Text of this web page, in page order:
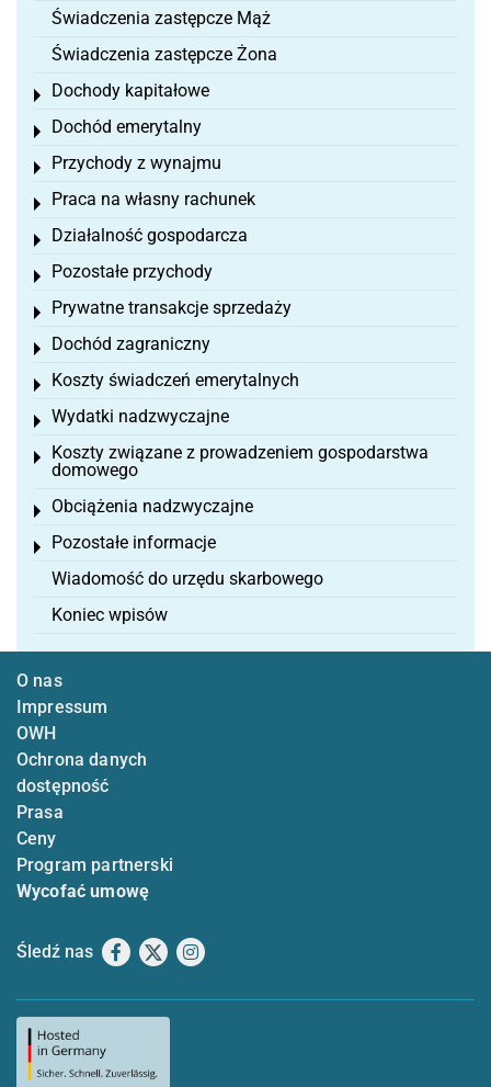
Świadczenia zastępcze Mąż
Świadczenia zastępcze Żona
Dochody kapitałowe
Toggle menu
Dochód emerytalny
Toggle menu
Przychody z wynajmu
Toggle menu
Praca na własny rachunek
Toggle menu
Działalność gospodarcza
Toggle menu
Pozostałe przychody
Toggle menu
Prywatne transakcje sprzedaży
Toggle menu
Dochód zagraniczny
Toggle menu
Koszty świadczeń emerytalnych
Toggle menu
Wydatki nadzwyczajne
Toggle menu
Koszty związane z prowadzeniem gospodarstwa
domowego
Toggle menu
Obciążenia nadzwyczajne
Toggle menu
Pozostałe informacje
Toggle menu
Wiadomość do urzędu skarbowego
Koniec wpisów
O nas
Impressum
OWH
Ochrona danych
dostępność
Prasa
Ceny
Program partnerski
Wycofać umowę
Śledź nas Facebook
X Instagram